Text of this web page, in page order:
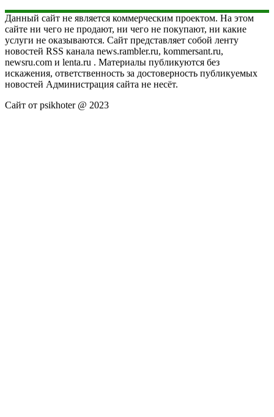
Данный сайт не является коммерческим проектом. На этом
сайте ни чего не продают, ни чего не покупают, ни какие
услуги не оказываются. Сайт представляет собой ленту
новостей RSS канала news.rambler.ru, kommersant.ru,
newsru.com и lenta.ru . Материалы публикуются без
искажения, ответственность за достоверность публикуемых
новостей Администрация сайта не несёт.
Сайт от psikhoter @ 2023